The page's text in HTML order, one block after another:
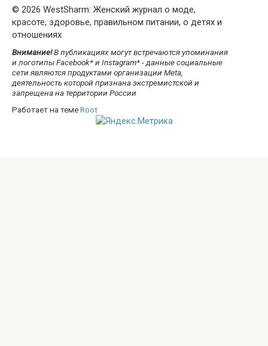
© 2026 WestSharm: Женский журнал о моде,
красоте, здоровье, правильном питании, о детях и
отношениях
Внимание!В публикациях могут встречаются упоминания
и логотипы Facebook* и Instagram* - данные социальные
сети являются продуктами организации Meta,
деятельность которой признана экстремистской и
запрещена на территории России
Работает на темеRoot